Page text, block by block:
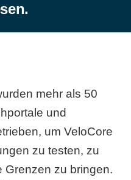
mehr als 50
und
um VeloCore
zu testen, zu
Grenzen zu bringen.